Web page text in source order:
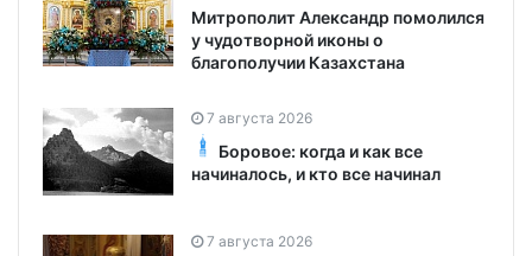
Митрополит Александр помолился
у чудотворной иконы о
благополучии Казахстана
7 августа 2026
Боровое: когда и как все
начиналось, и кто все начинал
7 августа 2026